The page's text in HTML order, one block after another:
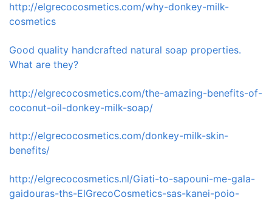
http://elgrecocosmetics.com/why-donkey-milk-
cosmetics
Good quality handcrafted natural soap properties.
What are they?
http://elgrecocosmetics.com/the-amazing-benefits-of-
coconut-oil-donkey-milk-soap/
http://elgrecocosmetics.com/donkey-milk-skin-
benefits/
http://elgrecocosmetics.nl/Giati-to-sapouni-me-gala-
gaidouras-ths-ElGrecoCosmetics-sas-kanei-poio-